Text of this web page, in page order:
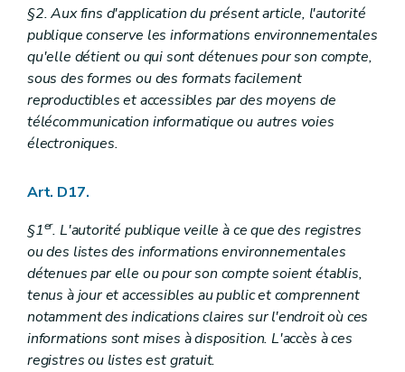
§2. Aux fins d'application du présent article, l'autorité
publique conserve les informations environnementales
qu'elle détient ou qui sont détenues pour son compte,
sous des formes ou des formats facilement
reproductibles et accessibles par des moyens de
télécommunication informatique ou autres voies
électroniques.
Art. D17.
§1er. L'autorité publique veille à ce que des registres
ou des listes des informations environnementales
détenues par elle ou pour son compte soient établis,
tenus à jour et accessibles au public et comprennent
notamment des indications claires sur l'endroit où ces
informations sont mises à disposition. L'accès à ces
registres ou listes est gratuit.